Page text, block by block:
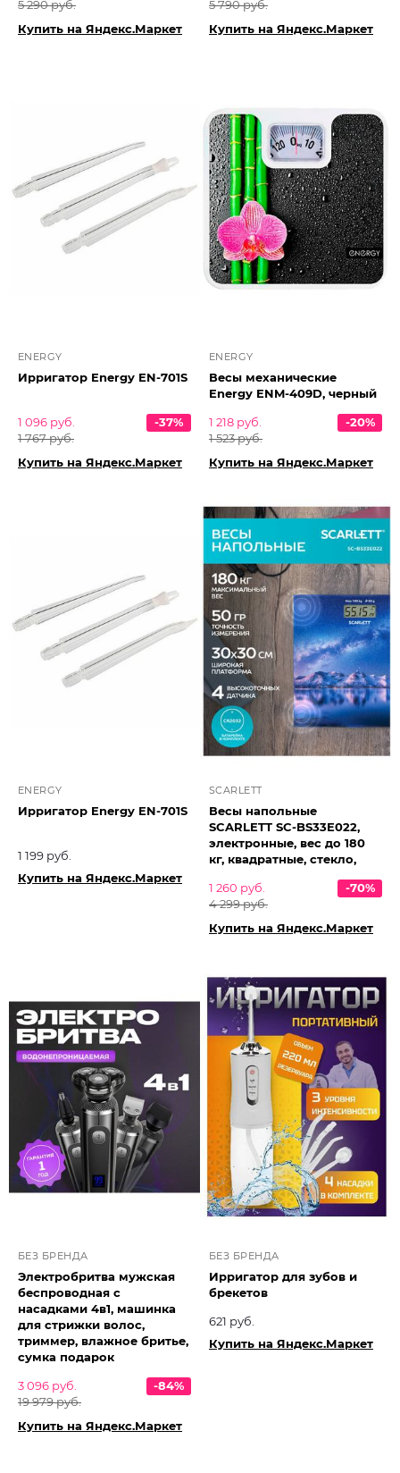
5 290 руб.
Купить на Яндекс.Маркет
5 790 руб.
Купить на Яндекс.Маркет
ENERGY
Ирригатор Energy EN-701S
1 096 руб.
1 767 руб.
-37%
Купить на Яндекс.Маркет
ENERGY
Весы механические
Energy ENM-409D, черный
1 218 руб.
1 523 руб.
-20%
Купить на Яндекс.Маркет
ENERGY
Ирригатор Energy EN-701S
1 199 руб.
Купить на Яндекс.Маркет
SCARLETT
Весы напольные
SCARLETT SC-BS33E022,
электронные, вес до 180
кг, квадратные, стекло,
1 260 руб.
4 299 руб.
-70%
Купить на Яндекс.Маркет
БЕЗ БРЕНДА
Электробритва мужская
беспроводная с
насадками 4в1, машинка
для стрижки волос,
триммер, влажное бритье,
сумка подарок
3 096 руб.
19 979 руб.
-84%
Купить на Яндекс.Маркет
БЕЗ БРЕНДА
Ирригатор для зубов и
брекетов
621 руб.
Купить на Яндекс.Маркет